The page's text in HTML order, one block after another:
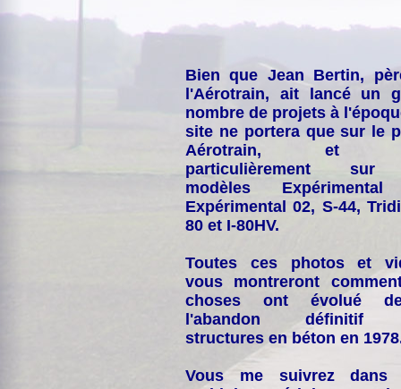
Bien que Jean Bertin,
l'Aérotrain, ait lancé un
nombre de projets à
site ne portera que sur le
Aérotrain, et
particulièrement
modèles
Expérimental 02, S-44,
80 et I-80HV.
Toutes ces photos et
vous montreront
choses ont évolué
l'abandon définitif
structures en béton en
Vous me suivrez dans